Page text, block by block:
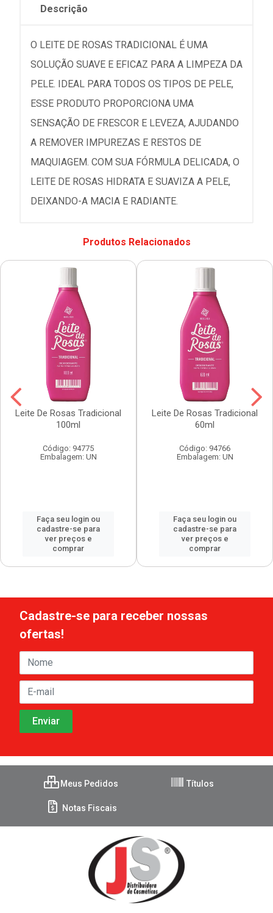
Descrição
O LEITE DE ROSAS TRADICIONAL É UMA
SOLUÇÃO SUAVE E EFICAZ PARA A LIMPEZA DA
PELE. IDEAL PARA TODOS OS TIPOS DE PELE,
ESSE PRODUTO PROPORCIONA UMA
SENSAÇÃO DE FRESCOR E LEVEZA, AJUDANDO
A REMOVER IMPUREZAS E RESTOS DE
MAQUIAGEM. COM SUA FÓRMULA DELICADA, O
LEITE DE ROSAS HIDRATA E SUAVIZA A PELE,
DEIXANDO-A MACIA E RADIANTE.
Produtos Relacionados
Leite De Rosas Tradicional
100ml
Código: 94775
Embalagem: UN
Faça seu login ou
cadastre-se para
ver preços e
comprar
Leite De Rosas Tradicional
60ml
Código: 94766
Embalagem: UN
Faça seu login ou
cadastre-se para
ver preços e
comprar
Cadastre-se para receber nossas
ofertas!
Meus Pedidos Títulos
Notas Fiscais